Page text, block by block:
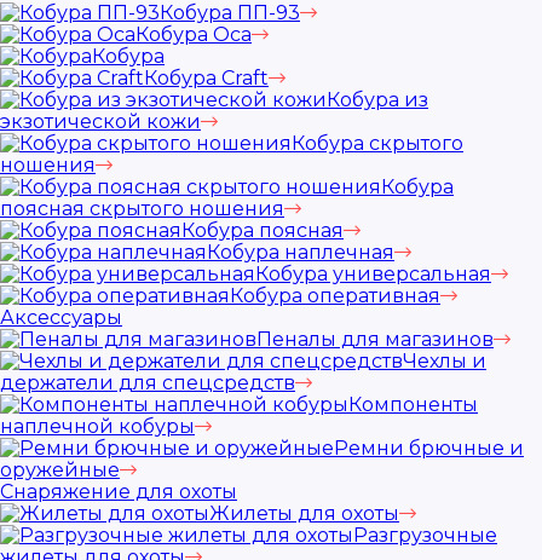
Кобура ПП-93
Кобура Оса
Кобура
Кобура Craft
Кобура из
экзотической кожи
Кобура скрытого
ношения
Кобура
поясная скрытого ношения
Кобура поясная
Кобура наплечная
Кобура универсальная
Кобура оперативная
Аксессуары
Пеналы для магазинов
Чехлы и
держатели для спецсредств
Компоненты
наплечной кобуры
Ремни брючные и
оружейные
Снаряжение для охоты
Жилеты для охоты
Разгрузочные